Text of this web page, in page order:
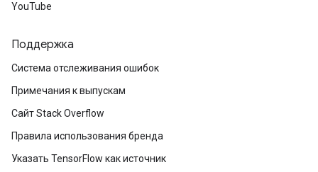
YouTube
Поддержка
Система отслеживания ошибок
Примечания к выпускам
Сайт Stack Overflow
Правила использования бренда
Указать TensorFlow как источник